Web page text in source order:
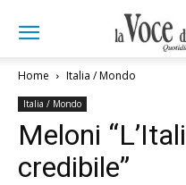
Home Italia / Mondo
Italia / Mondo
Meloni
credibile”